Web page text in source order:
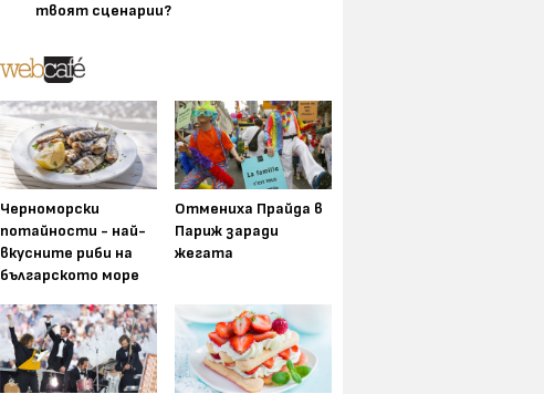
твоят сценарии?
Черноморски
потайности - най-
вкусните риби на
българското море
Отмениха Прайда в
Париж заради
жегата